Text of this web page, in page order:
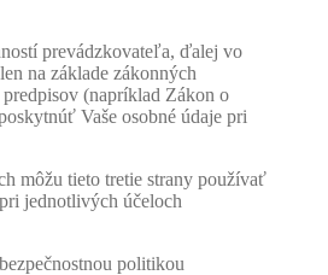
prevádzkovateľa, ďalej vo
na základe zákonných
(napríklad Zákon o
Vaše osobné údaje pri
môžu tieto tretie strany používať
jednotlivých účeloch
politikou